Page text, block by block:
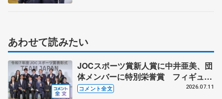
あわせて読みたい
JOCスポーツ賞新人賞に中井亜美、団
体メンバーに特別栄誉賞 フィギュア
スケートに別のスポーツを組み合わせ
コメント全文 2026.07.11